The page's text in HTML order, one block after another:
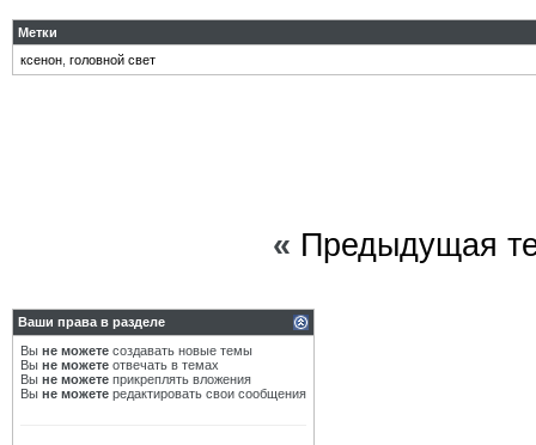
Метки
ксенон головной свет
« Предыдущая
Ваши права в разделе
Вы не можете создавать новые темы
Вы не можете отвечать в темах
Вы не можете прикреплять вложения
Вы не можете редактировать свои сообщения